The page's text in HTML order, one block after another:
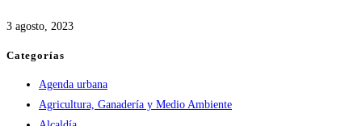
3 agosto, 2023
Categorías
Agenda urbana
Agricultura, Ganadería y Medio Ambiente